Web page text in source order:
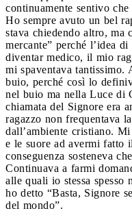
continuamente sentivo
Ho sempre avuto un bel
stava chiedendo altro, ma
mercante” perché l’idea
diventar medico, il mio
mi spaventava tantissimo.
buio, perché così lo
nel buio ma nella Luce di
chiamata del Signore era
ragazzo non frequentava
dall’ambiente cristiano.
e le suore ad avermi fatto
conseguenza sosteneva
Continuava a farmi
alle quali io stessa
ho detto “Basta, Signore
del mondo”.